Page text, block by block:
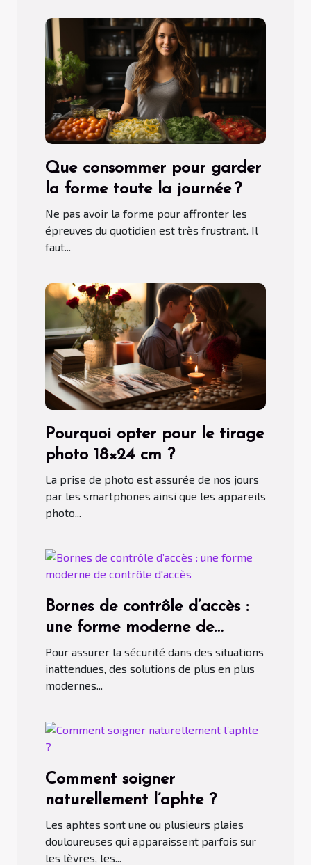
Que consommer pour garder
la forme toute la journée ?
Ne pas avoir la forme pour affronter les
épreuves du quotidien est très frustrant. Il
faut...
Pourquoi opter pour le tirage
photo 18×24 cm ?
La prise de photo est assurée de nos jours
par les smartphones ainsi que les appareils
photo...
Bornes de contrôle d’accès :
une forme moderne de
contrôle d'accès
Pour assurer la sécurité dans des situations
inattendues, des solutions de plus en plus
modernes...
Comment soigner
naturellement l’aphte ?
Les aphtes sont une ou plusieurs plaies
douloureuses qui apparaissent parfois sur
les lèvres, les...